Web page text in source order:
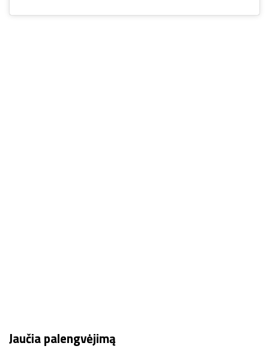
Jaučia palengvėjimą